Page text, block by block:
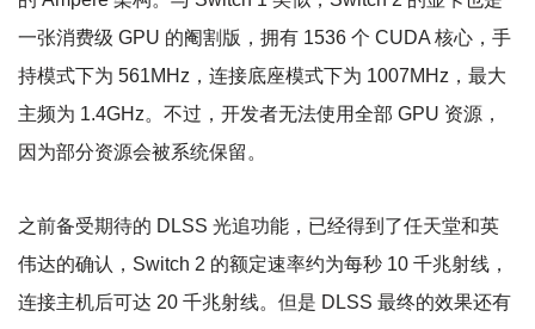
一张消费级 GPU 的阉割版，拥有 1536 个 CUDA 核心，手
持模式下为 561MHz，连接底座模式下为 1007MHz，最大
主频为 1.4GHz。不过，开发者无法使用全部 GPU 资源，
因为部分资源会被系统保留。
之前备受期待的 DLSS 光追功能，已经得到了任天堂和英
伟达的确认，Switch 2 的额定速率约为每秒 10 千兆射线，
连接主机后可达 20 千兆射线。但是 DLSS 最终的效果还有